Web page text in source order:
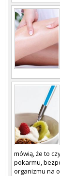
mówią, że to
pokarmu,
organizmu na